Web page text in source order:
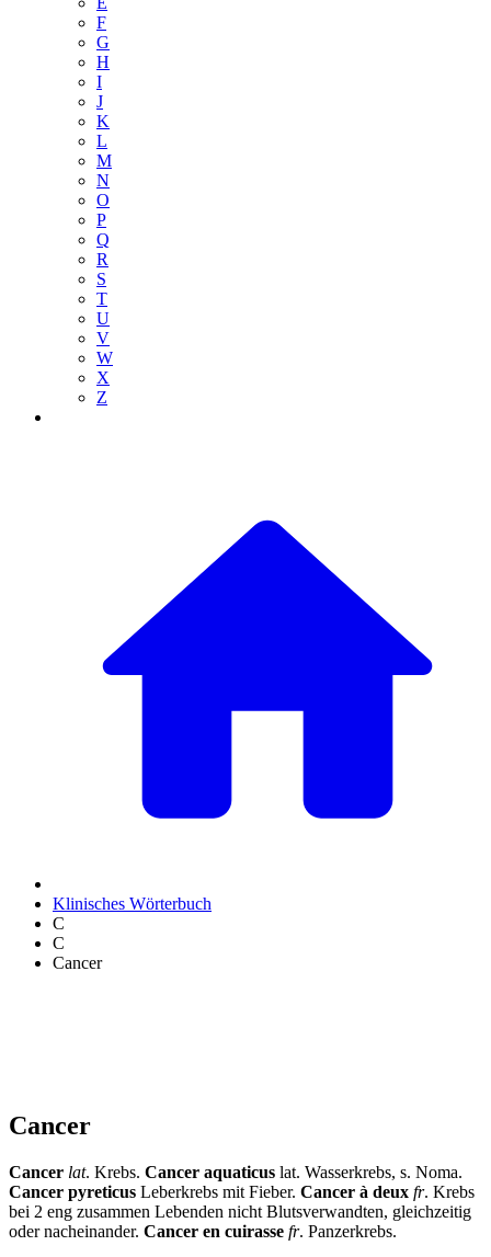
F
G
H
I
J
K
L
M
N
O
P
Q
R
S
T
U
V
W
X
Z
Klinisches Wörterbuch
C
C
Cancer
Cancer
Cancer lat. Krebs. Cancer aquaticus lat. Wasserkrebs, s. Noma.
Cancer pyreticus Leberkrebs mit Fieber. Cancer à deux fr. Krebs
bei 2 eng zusammen Lebenden nicht Blutsverwandten, gleichzeitig
oder nacheinander. Cancer en cuirasse fr. Panzerkrebs.